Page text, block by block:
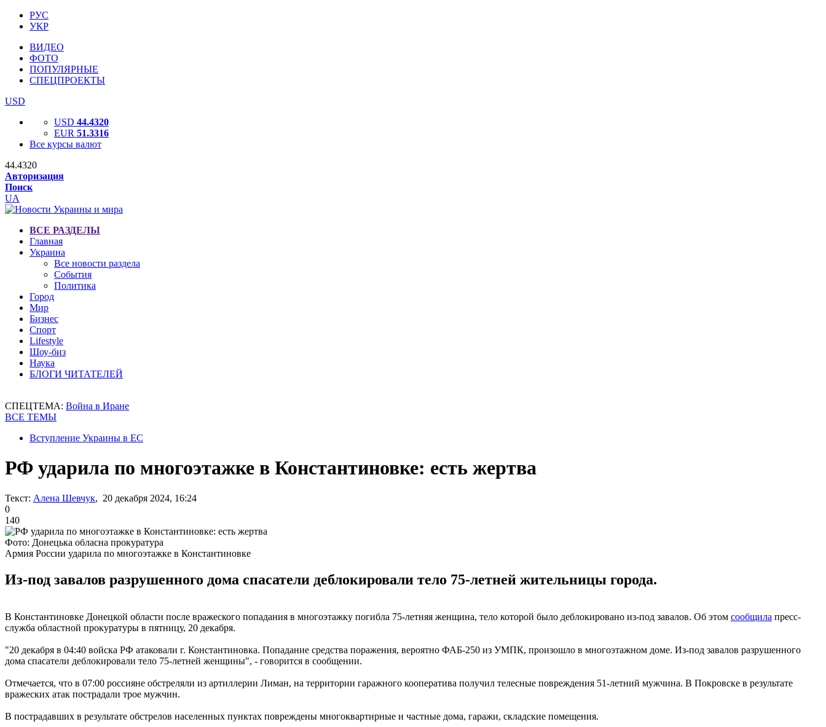
РУС
УКР
ВИДЕО
ФОТО
ПОПУЛЯРНЫЕ
СПЕЦПРОЕКТЫ
USD
USD 44.4320
EUR 51.3316
Все курсы валют
44.4320
Авторизация
Поиск
UA
ВСЕ РАЗДЕЛЫ
Главная
Украина
Все новости раздела
События
Политика
Город
Мир
Бизнес
Спорт
Lifestyle
Шоу-биз
Наука
БЛОГИ ЧИТАТЕЛЕЙ
СПЕЦТЕМА: Война в Иране
ВСЕ ТЕМЫ
Вступление Украины в ЕС
РФ ударила по многоэтажке в Константиновке: есть жертва
Текст: Алена Шевчук, 20 декабря 2024, 16:24
0
140
Фото: Донецька обласна прокуратура
Армия России ударила по многоэтажке в Константиновке
Из-под завалов разрушенного дома спасатели деблокировали тело 75-летней жительницы города.
В Константиновке Донецкой области после вражеского попадания в многоэтажку погибла 75-летняя женщина, тело которой было деблокировано из-под завалов. Об этом сообщила пресс-
служба областной прокуратуры в пятницу, 20 декабря.
"20 декабря в 04:40 войска РФ атаковали г. Константиновка. Попадание средства поражения, вероятно ФАБ-250 из УМПК, произошло в многоэтажном доме. Из-под завалов разрушенного
дома спасатели деблокировали тело 75-летней женщины", - говорится в сообщении.
Отмечается, что в 07:00 россияне обстреляли из артиллерии Лиман, на территории гаражного кооператива получил телесные повреждения 51-летний мужчина. В Покровске в результате
вражеских атак пострадали трое мужчин.
В пострадавших в результате обстрелов населенных пунктах повреждены многоквартирные и частные дома, гаражи, складские помещения.